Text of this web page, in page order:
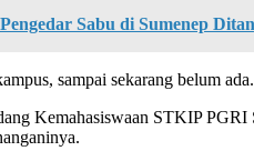
Sabu di Sumenep
sampai sekarang belum
Kemahasiswaan STKIP PGRI